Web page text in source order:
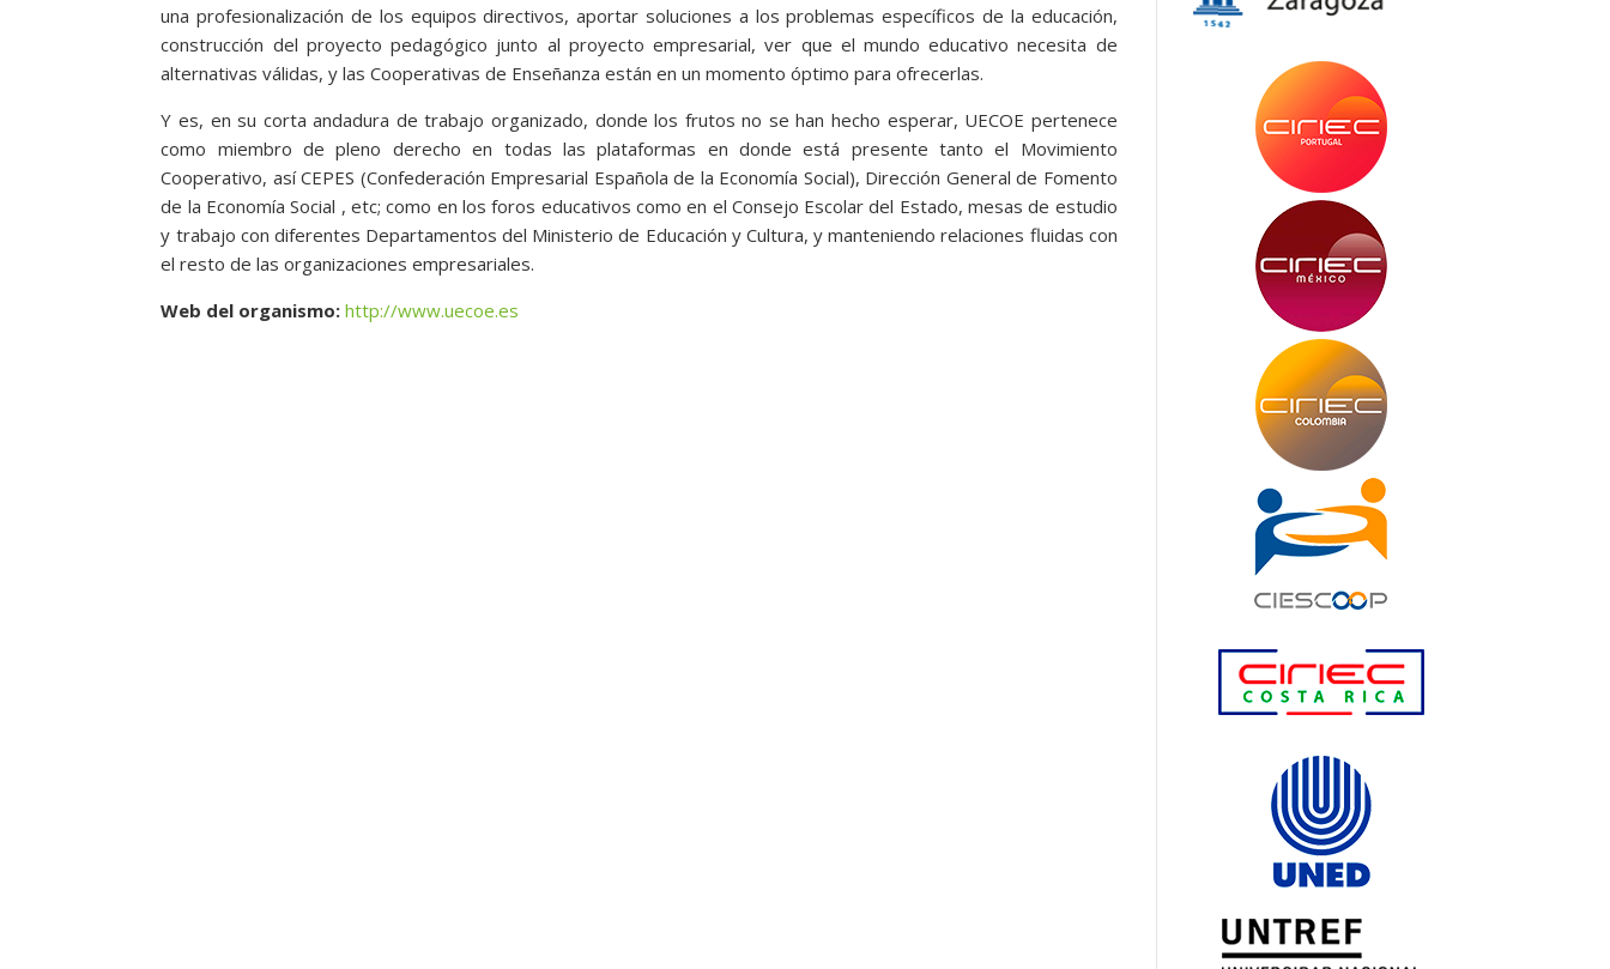
una profesionalización de los equipos directivos, aportar soluciones a los problemas específicos de la educación,
construcción del proyecto pedagógico junto al proyecto empresarial, ver que el mundo educativo necesita de
alternativas válidas, y las Cooperativas de Enseñanza están en un momento óptimo para ofrecerlas.
Y es, en su corta andadura de trabajo organizado, donde los frutos no se han hecho esperar, UECOE pertenece
como miembro de pleno derecho en todas las plataformas en donde está presente tanto el Movimiento
Cooperativo, así CEPES (Confederación Empresarial Española de la Economía Social), Dirección General de Fomento
de la Economía Social , etc; como en los foros educativos como en el Consejo Escolar del Estado, mesas de estudio
y trabajo con diferentes Departamentos del Ministerio de Educación y Cultura, y manteniendo relaciones fluidas con
el resto de las organizaciones empresariales.
Web del organismo:http://www.uecoe.es